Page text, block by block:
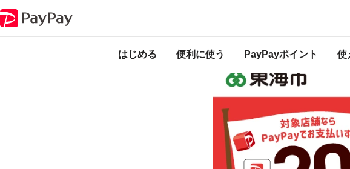
はじめる 便利に使う PayPayポイント 使
のになります。開催中のキャンペーン